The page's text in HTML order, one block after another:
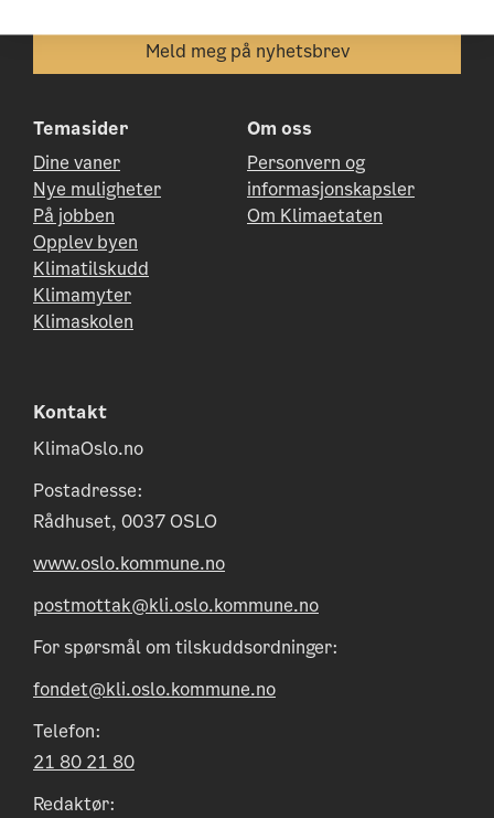
Temasider
Dine vaner
Nye muligheter
På jobben
Opplev byen
Klimatilskudd
Klimamyter
Klimaskolen
Om oss
Personvern og
informasjonskapsler
Om Klimaetaten
Kontakt
KlimaOslo.no
Postadresse:
Rådhuset, 0037 OSLO
www.oslo.kommune.no
postmottak@kli.oslo.kommune.no
For spørsmål om tilskuddsordninger:
fondet@kli.oslo.kommune.no
Telefon:
21 80 21 80
Redaktør: